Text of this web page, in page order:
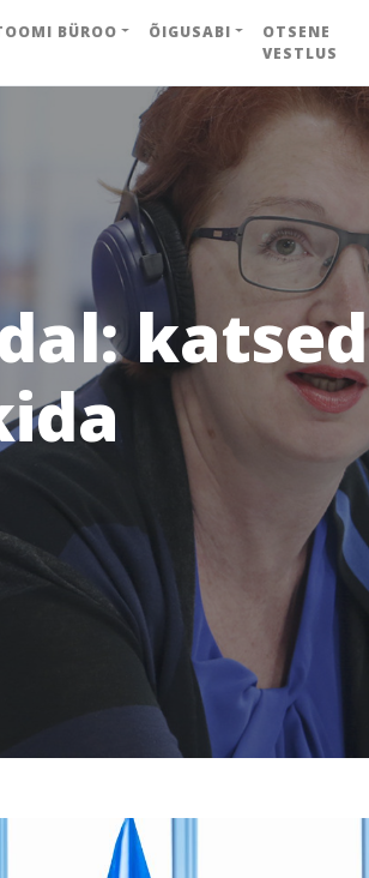
BÜROO ÕIGUSABI
OTSENE
VESTLUS
katsed